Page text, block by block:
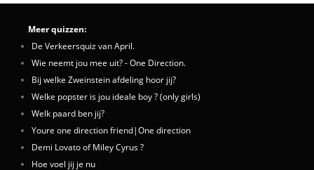
Meer quizzen:
De Verkeersquiz van April.
Wie neemt jou mee uit? - One Direction.
Bij welke Zweinstein afdeling hoor jij?
Welke popster is jou ideale boy ? (only girls)
Welk paard ben jij?
Youre one direction friend|One direction
Demi Lovato of Miley Cyrus ?
Hoe voel jij je nu